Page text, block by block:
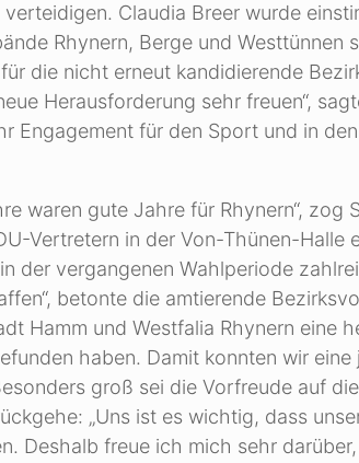
Claudia Breer wurde
Rhynern, Berge und
die nicht erneut kandidierende
Herausforderung sehr freuen“,
Engagement für den Sport und in
waren gute Jahre für Rhynern“,
Vertretern in der Von-Thünen-
der vergangenen Wahlperiode
betonte die amtierende
Hamm und Westfalia Rhynern eine
haben. Damit konnten wir
groß sei die Vorfreude auf
„Uns ist es wichtig, dass
Deshalb freue ich mich sehr